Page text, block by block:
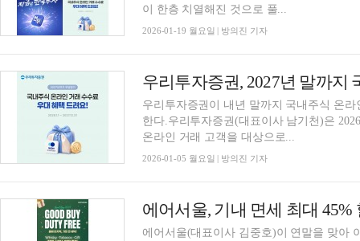
이 한층 치열해진 것으로 풀...
2026-01-19 월요일 | 방의진 기자
우리투자증권, 2027년 말까지
우리투자증권이 내년 말까지 국내주식 온
한다.우리투자증권(대표이사 남기천)은
온라인 거래 고객을 대상으로...
2026-01-05 월요일 | 방의진 기자
에어서울, 기내 면세 최대
에어서울(대표이사 김중호)이 연말을 맞아